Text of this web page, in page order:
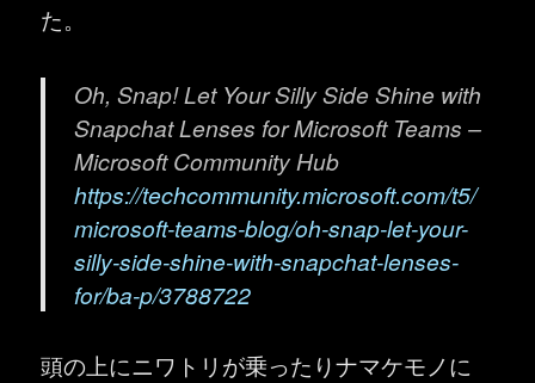
た。
Oh, Snap! Let Your Silly Side Shine with
Snapchat Lenses for Microsoft Teams –
Microsoft Community Hub
https://techcommunity.microsoft.com/t5/
microsoft-teams-blog/oh-snap-let-your-
silly-side-shine-with-snapchat-lenses-
for/ba-p/3788722
頭の上にニワトリが乗ったりナマケモノに